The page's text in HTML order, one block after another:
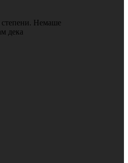
степени. Немаше
дека